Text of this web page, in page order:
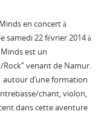
en concert à
samedi 22 février 2014 à
est un
Rock” venant de Namur.
autour d’une formation
chant, violon,
dans cette aventure